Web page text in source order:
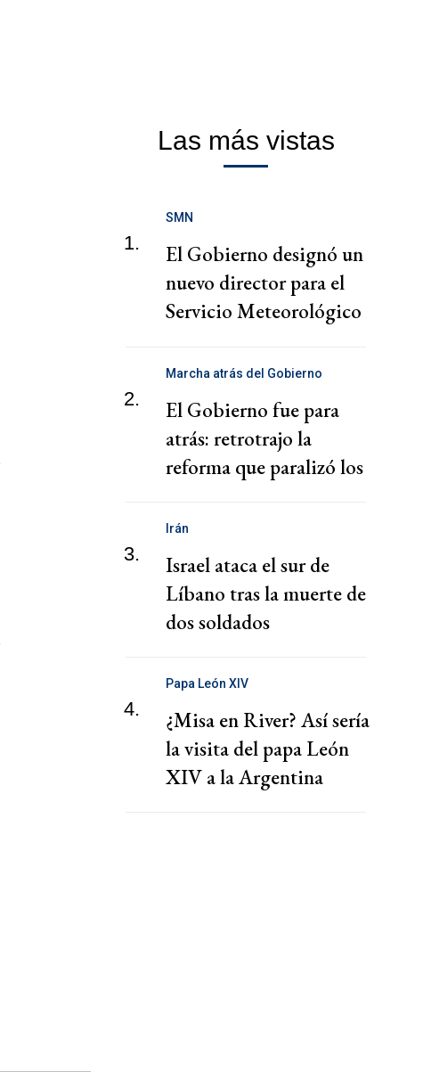
Las más vistas
1.
SMN
El Gobierno designó un
nuevo director para el
Servicio Meteorológico
2.
Marcha atrás del Gobierno
El Gobierno fue para
atrás: retrotrajo la
reforma que paralizó los
3.
Irán
Israel ataca el sur de
Líbano tras la muerte de
dos soldados
4.
Papa León XIV
¿Misa en River? Así sería
la visita del papa León
XIV a la Argentina